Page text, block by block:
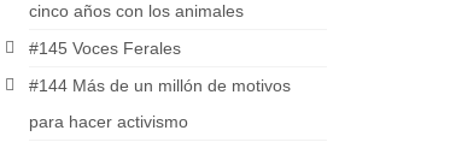
cinco años con los animales
#145 Voces Ferales
#144 Más de un millón de motivos
para hacer activismo